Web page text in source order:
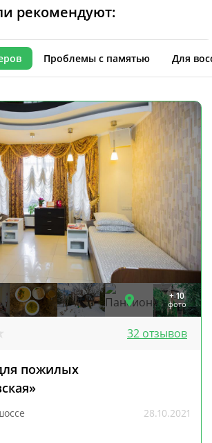
рекомендуют:
Проблемы с памятью Для
+ 10
фото
32 отзывов
пожилых
28.10.2021